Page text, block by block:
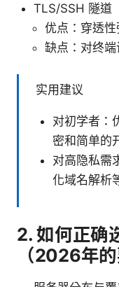
TLS/SSH 隧道
优点：穿透性
缺点：对终端
实用建议
对初学者：
密和简单的
对高隐私需
化域名解析
2. 如何正确
（2026年的